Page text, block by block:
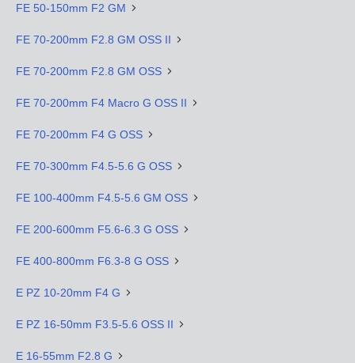
FE 50-150mm F2 GM
FE 70-200mm F2.8 GM OSS II
FE 70-200mm F2.8 GM OSS
FE 70-200mm F4 Macro G OSS II
FE 70-200mm F4 G OSS
FE 70-300mm F4.5-5.6 G OSS
FE 100-400mm F4.5-5.6 GM OSS
FE 200-600mm F5.6-6.3 G OSS
FE 400-800mm F6.3-8 G OSS
E PZ 10-20mm F4 G
E PZ 16-50mm F3.5-5.6 OSS II
E 16-55mm F2.8 G